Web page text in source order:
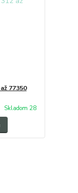
77350
Skladom 28